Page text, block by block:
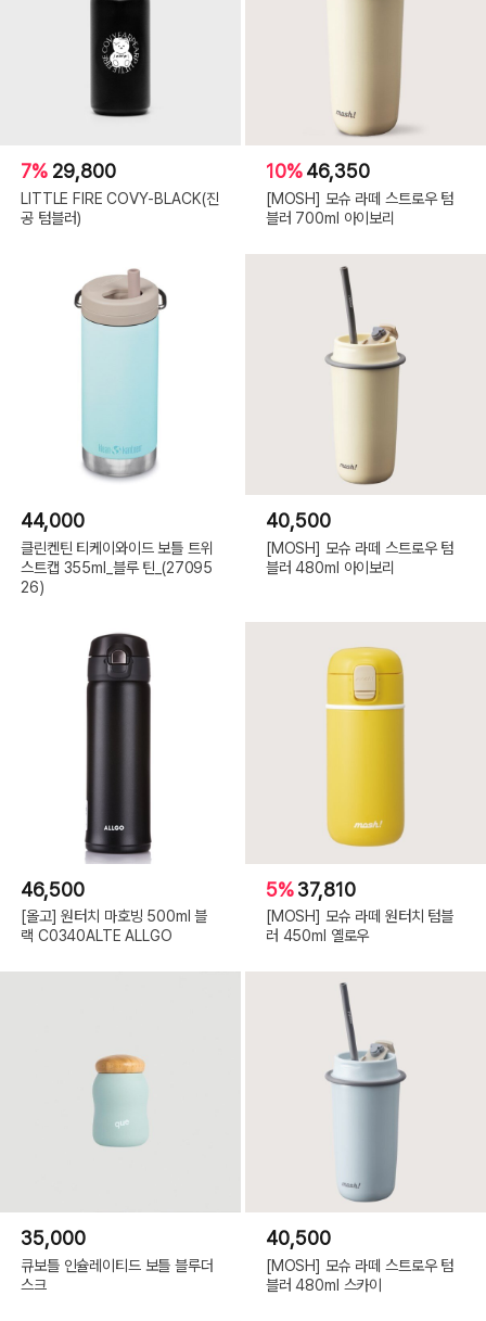
7% 29,800
LITTLE FIRE COVY-BLACK(진
공 텀블러)
10%46,350
[MOSH] 모슈 라떼 스트로우 텀
블러 700ml 아이보리
44,000
클린켄틴 티케이와이드 보틀 트위
스트캡 355ml_블루 틴_(27095
26)
40,500
[MOSH] 모슈 라떼 스트로우 텀
블러 480ml 아이보리
46,500
[올고] 원터치 마호빙 500ml 블
랙 C0340ALTE ALLGO
5%37,810
[MOSH] 모슈 라떼 원터치 텀블
러 450ml 옐로우
35,000
큐보틀 인슐레이티드 보틀 블루더
스크
40,500
[MOSH] 모슈 라떼 스트로우 텀
블러 480ml 스카이